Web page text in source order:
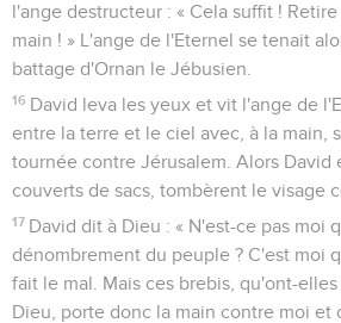
l'ange destructeur : « Cela suffit !
main ! » L'ange de l'Eternel se tenait
battage d'Ornan le Jébusien.
16 David leva les yeux et vit l'ange de
entre la terre et le ciel avec, à la main,
tournée contre Jérusalem. Alors David
couverts de sacs, tombèrent le visage
17 David dit à Dieu : « N'est-ce pas moi
dénombrement du peuple ? C'est moi
fait le mal. Mais ces brebis, qu'ont-
Dieu, porte donc la main contre moi et